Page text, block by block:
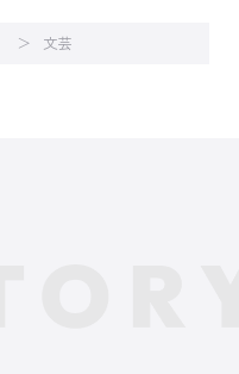
文芸